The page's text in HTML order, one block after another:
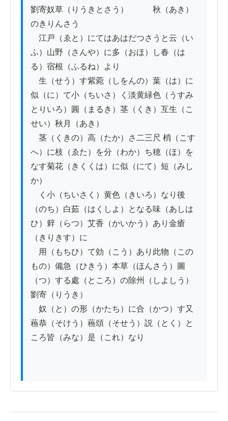
劉寄奴草（りうきとさう）　　　秋（あき）
のきりんさう
江戸（ゑと）にてはあはだつさうと云（い
ふ）山野（さんや）に多（おほ）し春（は
る）宿根（ふるね）より
生（せう）す紫菀（しをんの）葉（は）に
似（に）て小（ちいさ）く淡黄緑色（うすみ
とりいろ）圓（まるき）茎（くき）互生（こ
せい）秋月（あき）
茎（くきの）高（たか）さ二三尺 梢（こす
へ）に枝（ゑた）を分（わか）ち穂（ほ）を
なす菊花（きくくは）に似（にて）短（みし
か）
く小（ちいさく）黄色（きいろ）なり後
（のち）白茹（はくしよ）となる味（あしは
ひ）辢（らつ）艾香（かいかう）あり金瘡
（きりきす）に
用（もちひ）て効（こう）あり此物（この
もの）備急（ひきう）本草（ほんさう）圖
（つ）する處（ところ）の除州（しよしう）
劉寄（りうき）
奴（と）の形（かたち）に合（かつ）す又
蘓恭（そけう）蘓頌（そせう）説（とく）と
ころ皆（みな）是（これ）なり